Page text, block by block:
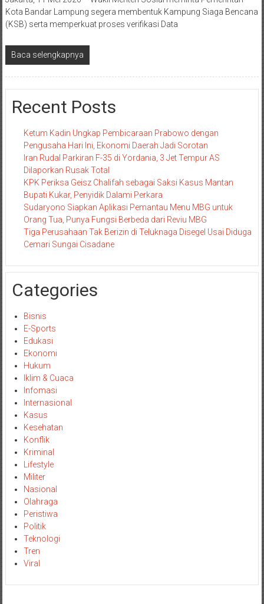
Kota Bandar Lampung segera membentuk Kampung Siaga Bencana
(KSB) serta memperkuat proses verifikasi Data
Baca selengkapnya
Recent Posts
Ketum Kadin Ungkap Pembicaraan Prabowo dengan
Pengusaha Hari Ini, Ekonomi Daerah Jadi Sorotan
Iran Rudal Parkiran F-35 di Yordania, 3 Jet Tempur AS
Dilaporkan Rusak Total
KPK Periksa Geisz Chalifah sebagai Saksi Kasus Mantan
Bupati Kukar, Penyidik Dalami Perkara
Sudaryono Siapkan Aplikasi Pemantau Menu MBG untuk
Orang Tua, Punya Fungsi Berbeda dari Reviu MBG
Tiga Perusahaan Tak Berizin di Teluknaga Disegel Usai Diduga
Cemari Sungai Cisadane
Categories
Bisnis
E-Sports
Edukasi
Ekonomi
Hukum
Iklim & Cuaca
Infomasi
Internasional
Kasus
Kesehatan
Konflik
Kriminal
Lifestyle
Militer
Nasional
Olahraga
Peristiwa
Politik
Teknologi
Tren
Viral